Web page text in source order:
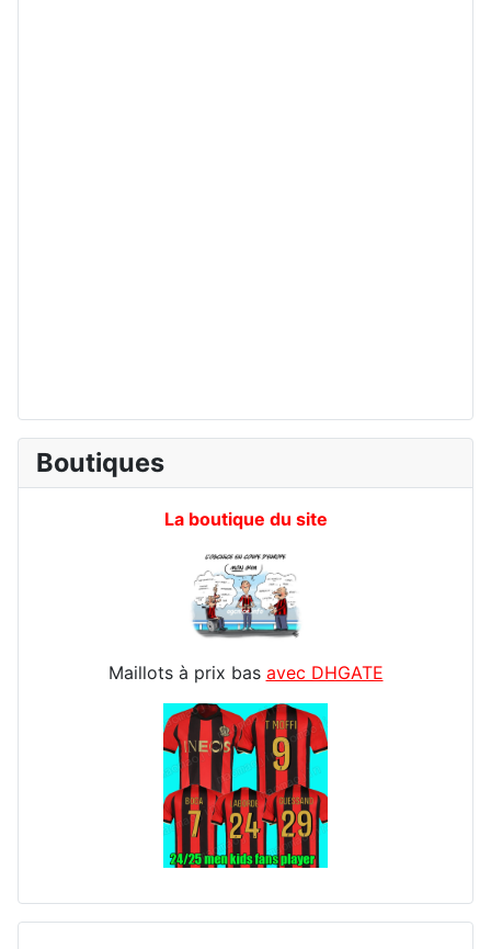
Boutiques
La boutique du site
Maillots à prix bas avec DHGATE